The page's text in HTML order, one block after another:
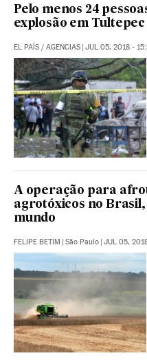
Pelo menos 24
explosão em Tultepec
EL PAÍS / AGENCIAS | JUL 05, 2018 -
A operação para
agrotóxicos no
mundo
FELIPE BETIM | São Paulo | JUL 05,